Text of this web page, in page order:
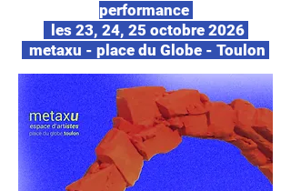
performance
les 23, 24, 25 octobre 2026
metaxu - place du Globe - Toulon